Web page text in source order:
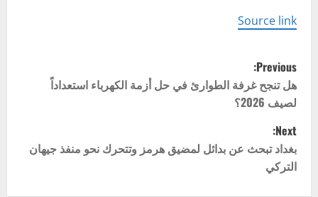
Source link
P
o
s
t
n
Previous:
هل تنجح غرفة الطوارئ في حل أزمة الكهرباء استعداداً
لصيف 2026؟
Next:
بغداد تبحث عن بدائل لمضيق هرمز وتتحرك نحو منفذ جيهان
التركي